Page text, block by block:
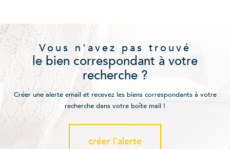
Vous n'avez pas trouvé
le bien correspondant à votre
recherche ?
Créer une alerte email et recevez les biens correspondants à votre
recherche dans votre boîte mail !
créer l'alerte